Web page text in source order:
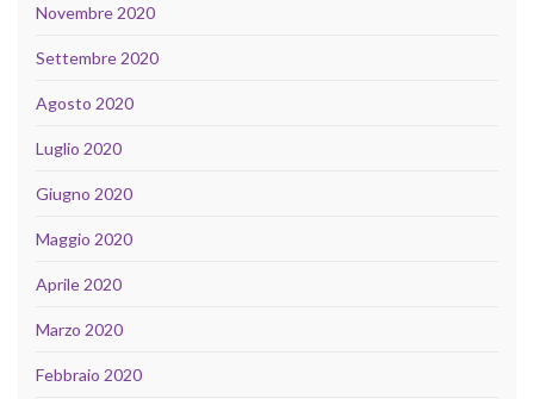
Novembre 2020
Settembre 2020
Agosto 2020
Luglio 2020
Giugno 2020
Maggio 2020
Aprile 2020
Marzo 2020
Febbraio 2020